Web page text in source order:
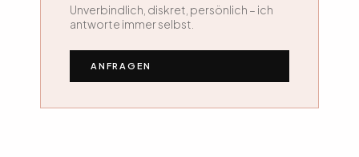
Unverbindlich, diskret, persönlich – ich
antworte immer selbst.
ANFRAGEN